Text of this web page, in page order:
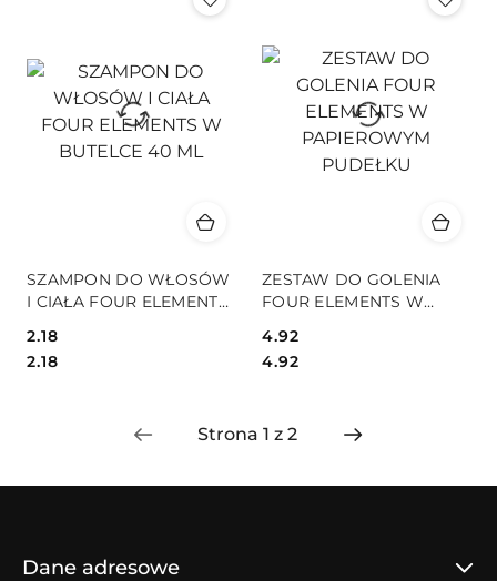
SZAMPON DO WŁOSÓW
I CIAŁA FOUR ELEMENTS
Cena:
2.18
Cena:
2.18
ZESTAW DO GOLENIA
FOUR ELEMENTS W
Cena:
4.92
Cena:
4.92
Dane adresowe